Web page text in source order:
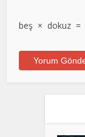
beş × dokuz =